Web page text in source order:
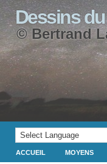
Dessins
© Bertrand
ACCUEIL MOYENS